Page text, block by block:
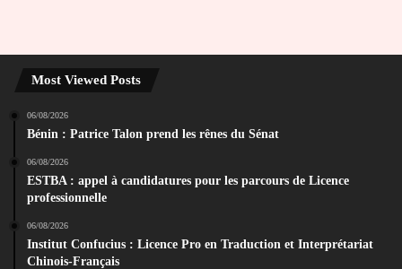
Most Viewed Posts
06/08/2026
Bénin : Patrice Talon prend les rênes du Sénat
06/08/2026
ESTBA : appel à candidatures pour les parcours de Licence
professionnelle
06/08/2026
Institut Confucius : Licence Pro en Traduction et Interprétariat
Chinois-Français